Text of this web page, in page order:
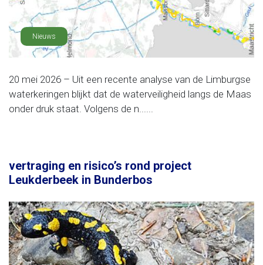
Nieuws
20 mei 2026 – Uit een recente analyse van de Limburgse
waterkeringen blijkt dat de waterveiligheid langs de Maas
onder druk staat. Volgens de n......
vertraging en risico’s rond project
Leukderbeek in Bunderbos